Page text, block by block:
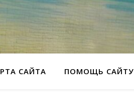
САЙТА ПОМОЩЬ САЙТУ